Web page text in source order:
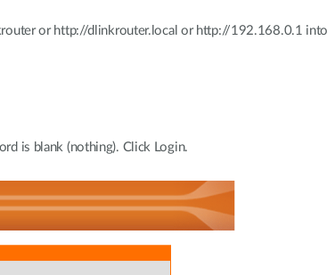
or http://dlinkrouter.local or http://192.168.0.1 into
is blank (nothing). Click Login.